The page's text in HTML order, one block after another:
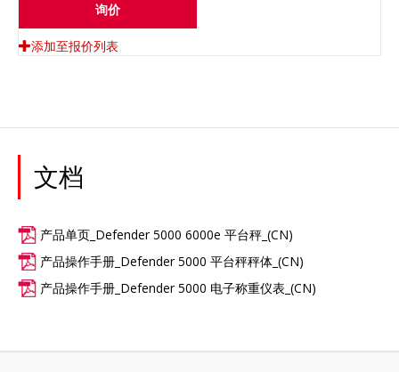
询价
添加至报价列表
文档
产品单页_Defender 5000 6000e 平台秤_(CN)
产品操作手册_Defender 5000 平台秤秤体_(CN)
产品操作手册_Defender 5000 电子称重仪表_(CN)